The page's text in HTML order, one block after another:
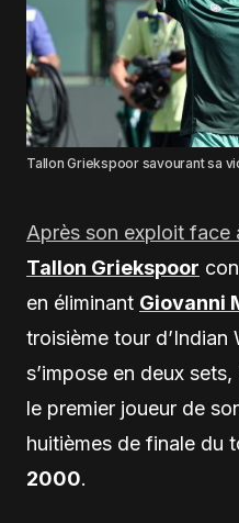
Tallon Griekspoor savourant sa
Après son exploit face
Tallon Griekspoor
en éliminant Giovanni
troisième tour d’Indian
s’impose en deux sets,
le premier joueur de
huitièmes de finale du
2000.